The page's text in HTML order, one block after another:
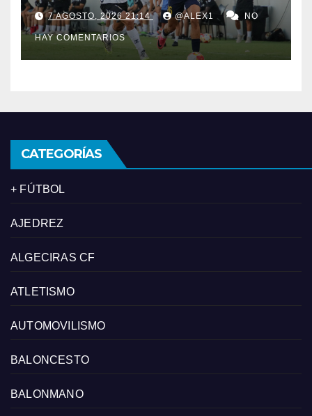
empate (1-1) ante el FC
Marbellí, pero dando una
buena imagen
7 AGOSTO, 2026 21:14 @ALEX1 NO
HAY COMENTARIOS
CATEGORÍAS
+ FÚTBOL
AJEDREZ
ALGECIRAS CF
ATLETISMO
AUTOMOVILISMO
BALONCESTO
BALONMANO